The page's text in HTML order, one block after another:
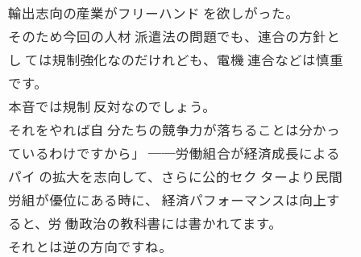
輸出志向の産業がフリーハンド を欲しがった。
そのため今回の人材 派遣法の問題でも、連合の方針と
し ては規制強化なのだけれども、電機 連合などは慎重
です。
本音では規制 反対なのでしょう。
それをやれば自 分たちの競争力が落ちることは分かっ
ているわけですから」 ──労働組合が経済成長による
パイ の拡大を志向して、さらに公的セク ターより民間
労組が優位にある時に、 経済パフォーマンスは向上す
ると、労 働政治の教科書には書かれてます。
それとは逆の方向ですね。